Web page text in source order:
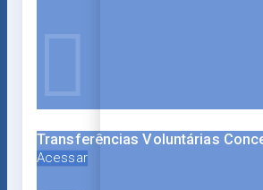
Transferências Voluntárias
Acessar